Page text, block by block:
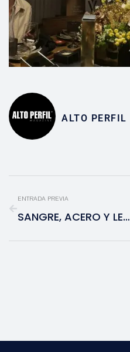
ALTO PERFIL
ENTRADA PREVIA
SANGRE, ACERO Y LEYENDA: LA REVOLUCIÓN QUE FORJÓ AL MÉXICO ACTUAL